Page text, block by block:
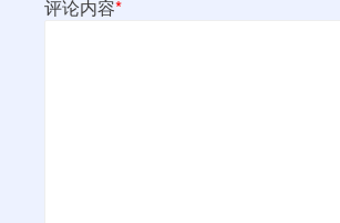
评论内容*